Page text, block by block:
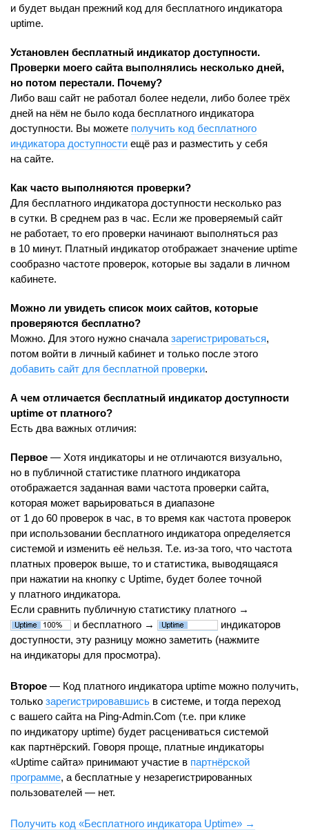
и будет выдан прежний код для бесплатного индикатора
uptime.
Установлен бесплатный индикатор доступности.
Проверки моего сайта выполнялись несколько дней,
но потом перестали. Почему?
Либо ваш сайт не работал более недели, либо более трёх
дней на нём не было кода бесплатного индикатора
доступности. Вы можете получить код бесплатного
индикатора доступности ещё раз и разместить у себя
на сайте.
Как часто выполняются проверки?
Для бесплатного индикатора доступности несколько раз
в сутки. В среднем раз в час. Если же проверяемый сайт
не работает, то его проверки начинают выполняться раз
в 10 минут. Платный индикатор отображает значение uptime
сообразно частоте проверок, которые вы задали в личном
кабинете.
Можно ли увидеть список моих сайтов, которые
проверяются бесплатно?
Можно. Для этого нужно сначала зарегистрироваться,
потом войти в личный кабинет и только после этого
добавить сайт для бесплатной проверки.
А чем отличается бесплатный индикатор доступности
uptime от платного?
Есть два важных отличия:
Первое — Хотя индикаторы и не отличаются визуально,
но в публичной статистике платного индикатора
отображается заданная вами частота проверки сайта,
которая может варьироваться в диапазоне
от 1 до 60 проверок в час, в то время как частота проверок
при использовании бесплатного индикатора определяется
системой и изменить её нельзя. Т.е. из-за того, что частота
платных проверок выше, то и статистика, выводящаяся
при нажатии на кнопку с Uptime, будет более точной
у платного индикатора.
Если сравнить публичную статистику платного →
и бесплатного →
индикаторов
доступности, эту разницу можно заметить (нажмите
на индикаторы для просмотра).
Второе — Код платного индикатора uptime можно получить,
только зарегистрировавшись в системе, и тогда переход
с вашего сайта на Ping-Admin.Com (т.е. при клике
по индикатору uptime) будет расцениваться системой
как партнёрский. Говоря проще, платные индикаторы
«Uptime сайта» принимают участие в партнёрской
программе, а бесплатные у незарегистрированных
пользователей — нет.
Получить код «Бесплатного индикатора Uptime» →